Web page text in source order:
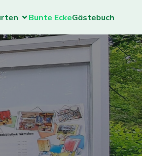
Bunte EckeGästebuch